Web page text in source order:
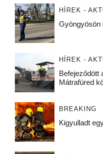
HÍREK -
Gyöngyösön
HÍREK -
Befejeződött
Mátrafüred
BREAKING
Kigyulladt